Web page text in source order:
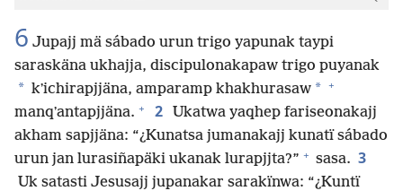
6 Jupajj mä sábado urun trigo yapunak taypi
saraskäna ukhajja, discipulonakapaw trigo puyanak
* kʼichirapjjäna, amparamp khakhurasaw * +
manqʼantapjjäna. + 2
Ukatwa yaqhep fariseonakajj
akham sapjjäna: “¿Kunatsa jumanakajj kunatï sábado
urun jan lurasiñapäki ukanak lurapjjta?” + sasa. 3
Uk satasti Jesusajj jupanakar sarakïnwa: “¿Kuntï